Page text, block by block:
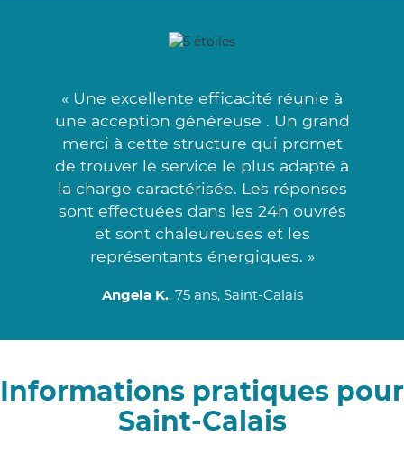
« Une excellente efficacité réunie à
une acception généreuse . Un grand
merci à cette structure qui promet
de trouver le service le plus adapté à
la charge caractérisée. Les réponses
sont effectuées dans les 24h ouvrés
et sont chaleureuses et les
représentants énergiques. »
Angela K., 75 ans, Saint-Calais
Informations pratiques pour
Saint-Calais